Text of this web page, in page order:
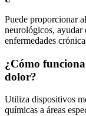
Puede proporcionar
neurológicos,
enfermedades
¿Cómo
dolor?
Utiliza dispositivos
químicas a áreas